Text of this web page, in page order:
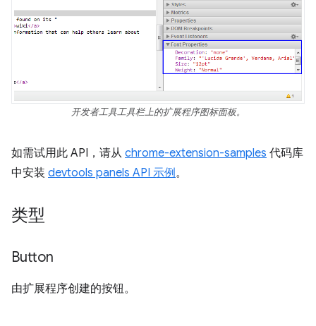
开发者工具工具栏上的扩展程序图标面板。
如需试用此 API，请从 chrome-extension-samples 代码库
中安装 devtools panels API 示例。
类型
Button
由扩展程序创建的按钮。